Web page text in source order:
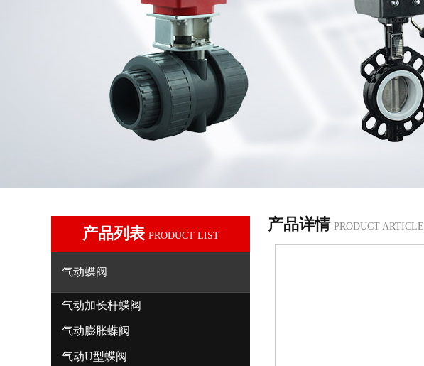
产品列表 PRODUCT LIST
气动蝶阀
气动加长杆蝶阀
气动膨胀蝶阀
气动U型蝶阀
产品详情 PRODUCT ARTICLE